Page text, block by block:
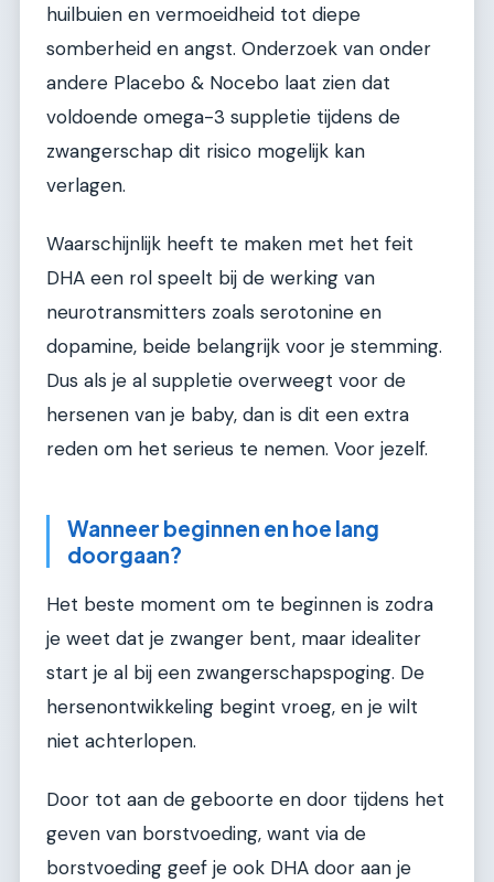
huilbuien en vermoeidheid tot diepe
somberheid en angst. Onderzoek van onder
andere Placebo & Nocebo laat zien dat
voldoende omega-3 suppletie tijdens de
zwangerschap dit risico mogelijk kan
verlagen.
Waarschijnlijk heeft te maken met het feit
DHA een rol speelt bij de werking van
neurotransmitters zoals serotonine en
dopamine, beide belangrijk voor je stemming.
Dus als je al suppletie overweegt voor de
hersenen van je baby, dan is dit een extra
reden om het serieus te nemen. Voor jezelf.
Wanneer beginnen en hoe lang
doorgaan?
Het beste moment om te beginnen is zodra
je weet dat je zwanger bent, maar idealiter
start je al bij een zwangerschapspoging. De
hersenontwikkeling begint vroeg, en je wilt
niet achterlopen.
Door tot aan de geboorte en door tijdens het
geven van borstvoeding, want via de
borstvoeding geef je ook DHA door aan je